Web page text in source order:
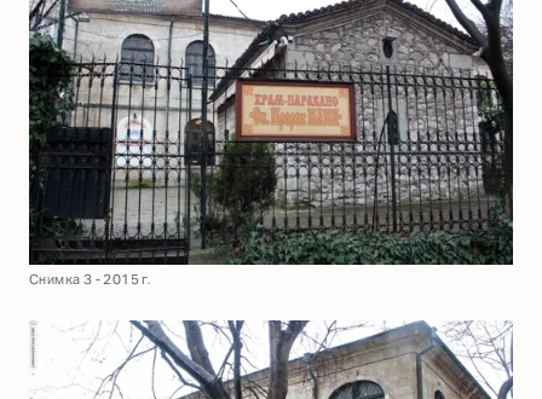
Снимка 3 - 2015 г.